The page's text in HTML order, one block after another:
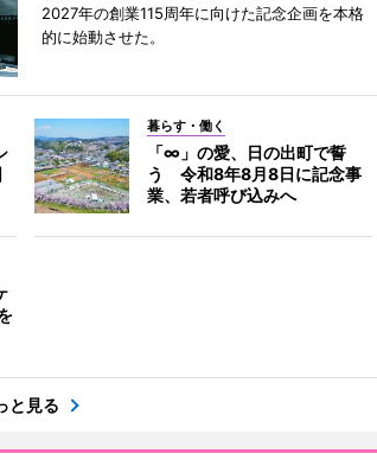
2027年の創業115周年に向けた記念企画を本格
的に始動させた。
暮らす・働く
「∞」の愛、日の出町で誓
う 令和8年8月8日に記念事
業、若者呼び込みへ
と見る